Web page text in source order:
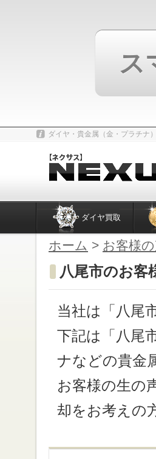
ス
ダイヤ・貴金属（金・プラチナ
ダイヤ買取
ホーム > お客様
八尾市のお客
当社は「八尾
下記は「八尾
ナなどの貴金
お客様の生の
却をお考えの